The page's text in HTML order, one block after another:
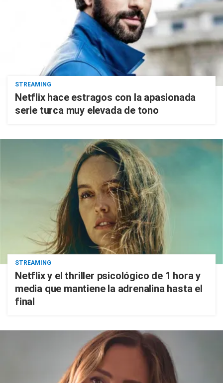
STREAMING
Netflix hace estragos con la apasionada
serie turca muy elevada de tono
STREAMING
Netflix y el thriller psicológico de 1 hora y
media que mantiene la adrenalina hasta el
final